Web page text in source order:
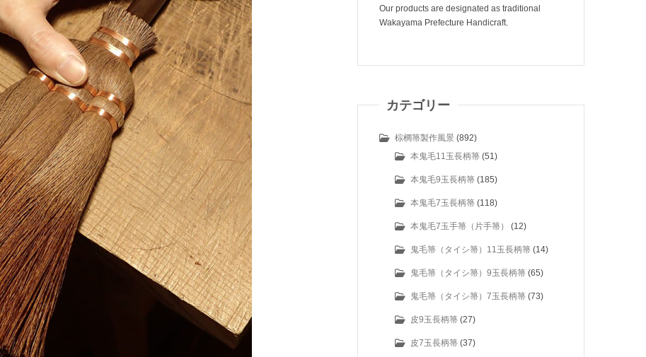
Our products are designated as traditional
Wakayama Prefecture Handicraft.
カテゴリー
棕櫚箒製作風景 (892)
本鬼毛11玉長柄箒 (51)
本鬼毛9玉長柄箒 (185)
本鬼毛7玉長柄箒 (118)
本鬼毛7玉手箒（片手箒） (12)
鬼毛箒（タイシ箒）11玉長柄箒 (14)
鬼毛箒（タイシ箒）9玉長柄箒 (65)
鬼毛箒（タイシ箒）7玉長柄箒 (73)
皮9玉長柄箒 (27)
皮7玉長柄箒 (37)